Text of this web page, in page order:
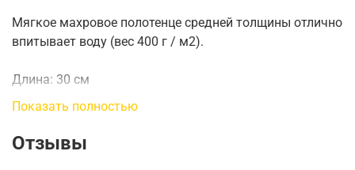
Мягкое махровое полотенце средней толщины отлично
впитывает воду (вес 400 г / м2).
Длина: 30 см
Ширина: 30 см
Вес.: 400 г / м2
Показать полностью
Отзывы